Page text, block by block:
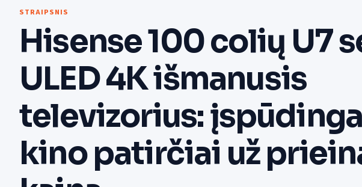
STRAIPSNIS
Hisense 100 colių U7
ULED 4K išmanusis
televizorius:
kino patirčiai už